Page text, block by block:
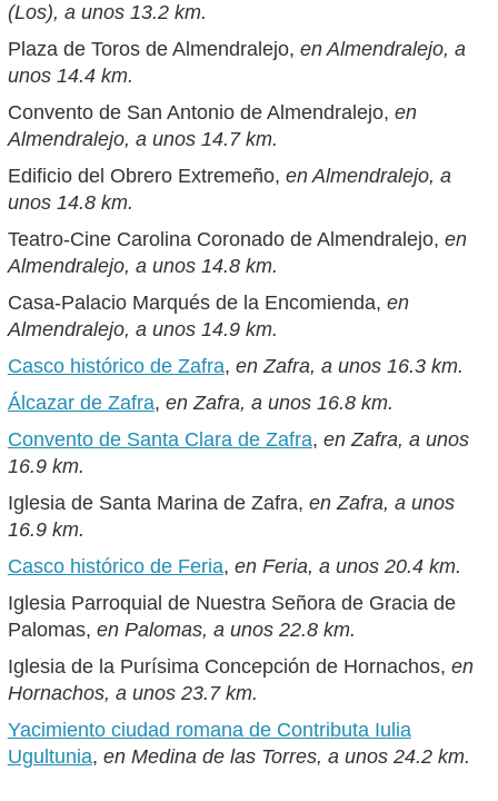
(Los), a unos 13.2 km.
Plaza de Toros de Almendralejo, en Almendralejo, a
unos 14.4 km.
Convento de San Antonio de Almendralejo, en
Almendralejo, a unos 14.7 km.
Edificio del Obrero Extremeño, en Almendralejo, a
unos 14.8 km.
Teatro-Cine Carolina Coronado de Almendralejo, en
Almendralejo, a unos 14.8 km.
Casa-Palacio Marqués de la Encomienda, en
Almendralejo, a unos 14.9 km.
Casco histórico de Zafra, en Zafra, a unos 16.3 km.
Álcazar de Zafra, en Zafra, a unos 16.8 km.
Convento de Santa Clara de Zafra, en Zafra, a unos
16.9 km.
Iglesia de Santa Marina de Zafra, en Zafra, a unos
16.9 km.
Casco histórico de Feria, en Feria, a unos 20.4 km.
Iglesia Parroquial de Nuestra Señora de Gracia de
Palomas, en Palomas, a unos 22.8 km.
Iglesia de la Purísima Concepción de Hornachos, en
Hornachos, a unos 23.7 km.
Yacimiento ciudad romana de Contributa Iulia
Ugultunia, en Medina de las Torres, a unos 24.2 km.